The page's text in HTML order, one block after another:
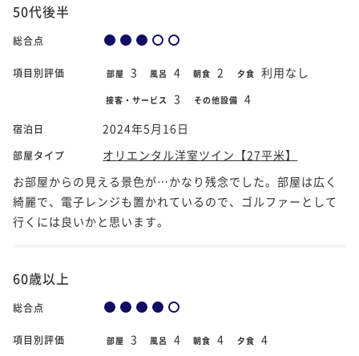
50代後半
総合点
項目別評価 部屋 3 風呂 4 朝食 2 夕食 利用なし
接客・サービス 3 その他設備 4
宿泊日 2024年5月16日
部屋タイプ
オリエンタル洋室ツイン【27平米】
お部屋からの見える景色が…かなり残念でした。部屋は広く
綺麗で、電子レンジも置かれているので、ゴルファーとして
行くには良いかと思います。
60歳以上
総合点
項目別評価 部屋 3 風呂 4 朝食 4 夕食 4